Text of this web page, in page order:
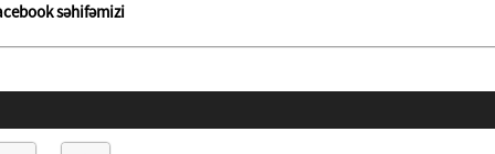
səhifəmizi